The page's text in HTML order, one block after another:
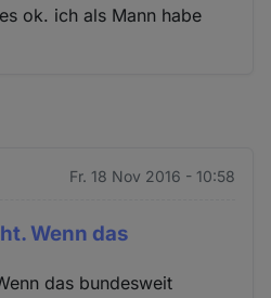
ok. ich als Mann habe
Fr. 18 Nov 2016 - 10:58
Wenn das
das bundesweit